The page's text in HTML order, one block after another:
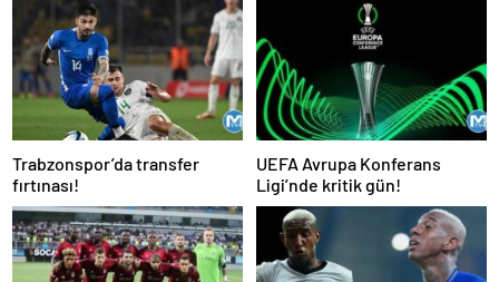
Trabzonspor’da transfer
fırtınası!
UEFA Avrupa Konferans
Ligi’nde kritik gün!